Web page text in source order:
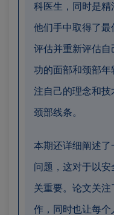
科医生，同时是
他们手中取得了
评估并重新评估
功的面部和颈部
注自己的理念和
颈部线条。
本期还详细阐述
问题，这对于以
关重要。论文关
作，同时也让每